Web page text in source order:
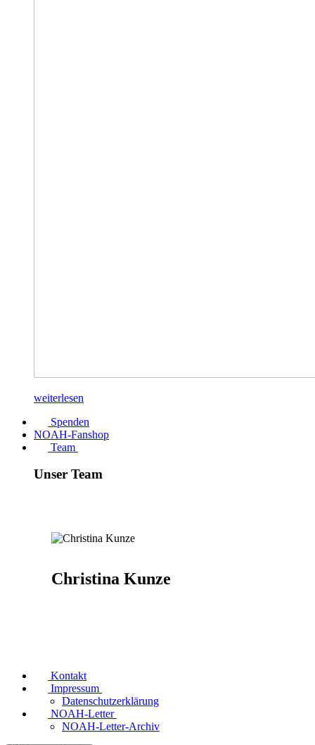
weiterlesen
Spenden
NOAH-Fanshop
Team
Unser Team
Christina Kunze
Kontakt
Impressum
Datenschutzerklärung
NOAH-Letter
NOAH-Letter-Archiv